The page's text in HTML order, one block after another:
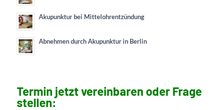
Akupunktur bei Mittelohrentzündung
Abnehmen durch Akupunktur in Berlin
Termin jetzt vereinbaren oder Frage
stellen: